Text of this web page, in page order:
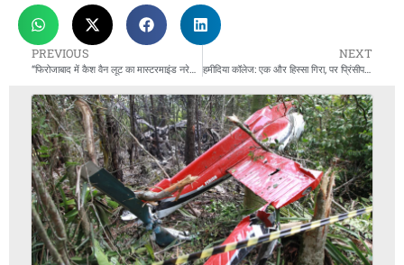
PREVIOUS NEXT
हमीदिया कॉलेज: एक और हिस्सा गिरा, पर प्रिंसीपल अभी वहीं बैठ रही